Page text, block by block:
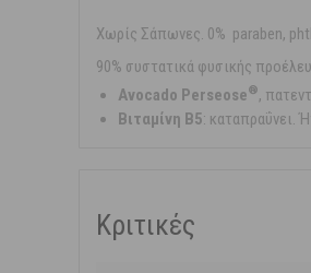
Χωρίς Σάπωνες. 0% paraben,
90% συστατικά φυσικής
Avocado Perseose®,
Βιταμίνη Β5: καταπραΰνει.
Κριτικές